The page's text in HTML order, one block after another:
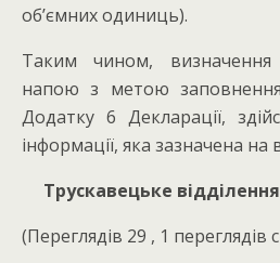
об’ємних одиниць).
Таким чином, визначення
напою з метою заповнення
Додатку 6 Декларації,
інформації, яка зазначена на
Трускавецьке
(Переглядів 29 , 1 переглядів